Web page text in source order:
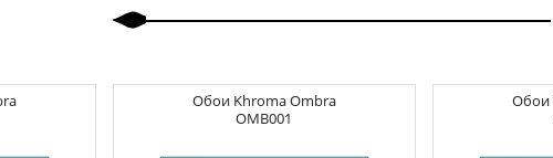
Обои Khroma Ombra
OMB001
Обои